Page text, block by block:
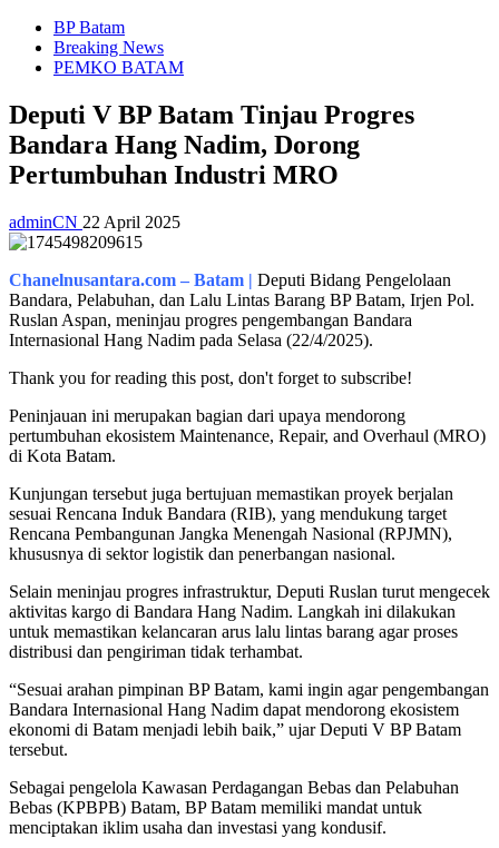
BP Batam
Breaking News
PEMKO BATAM
Deputi V BP Batam Tinjau Progres
Bandara Hang Nadim, Dorong
Pertumbuhan Industri MRO
adminCN 22 April 2025
Chanelnusantara.com – Batam | Deputi Bidang Pengelolaan
Bandara, Pelabuhan, dan Lalu Lintas Barang BP Batam, Irjen Pol.
Ruslan Aspan, meninjau progres pengembangan Bandara
Internasional Hang Nadim pada Selasa (22/4/2025).
Thank you for reading this post, don't forget to subscribe!
Peninjauan ini merupakan bagian dari upaya mendorong
pertumbuhan ekosistem Maintenance, Repair, and Overhaul (MRO)
di Kota Batam.
Kunjungan tersebut juga bertujuan memastikan proyek berjalan
sesuai Rencana Induk Bandara (RIB), yang mendukung target
Rencana Pembangunan Jangka Menengah Nasional (RPJMN),
khususnya di sektor logistik dan penerbangan nasional.
Selain meninjau progres infrastruktur, Deputi Ruslan turut mengecek
aktivitas kargo di Bandara Hang Nadim. Langkah ini dilakukan
untuk memastikan kelancaran arus lalu lintas barang agar proses
distribusi dan pengiriman tidak terhambat.
“Sesuai arahan pimpinan BP Batam, kami ingin agar pengembangan
Bandara Internasional Hang Nadim dapat mendorong ekosistem
ekonomi di Batam menjadi lebih baik,” ujar Deputi V BP Batam
tersebut.
Sebagai pengelola Kawasan Perdagangan Bebas dan Pelabuhan
Bebas (KPBPB) Batam, BP Batam memiliki mandat untuk
menciptakan iklim usaha dan investasi yang kondusif.